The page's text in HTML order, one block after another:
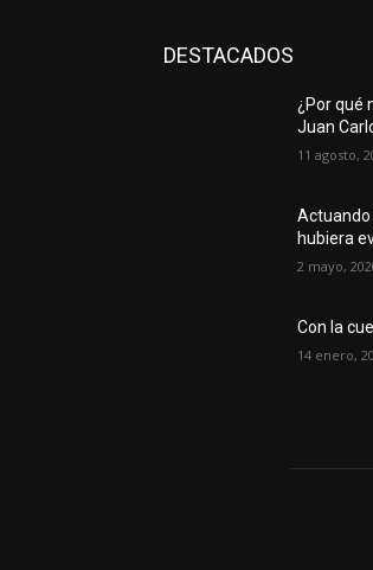
DESTACADOS
¿Por qué
Juan
11 agosto,
Actuando
hubiera
2 mayo,
Con la
14 enero,